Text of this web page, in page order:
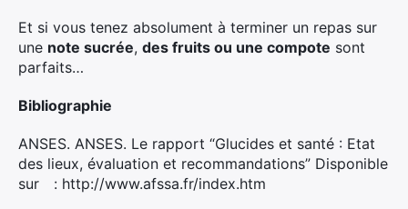
Et si vous tenez absolument à terminer un repas sur
une note sucrée, des fruits ou une compote sont
parfaits…
Bibliographie
ANSES. ANSES. Le rapport “Glucides et santé : Etat
des lieux, évaluation et recommandations” Disponible
sur : http://www.afssa.fr/index.htm